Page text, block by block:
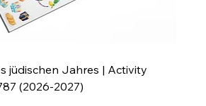
jüdischen Jahres | Activity
(2026-2027)